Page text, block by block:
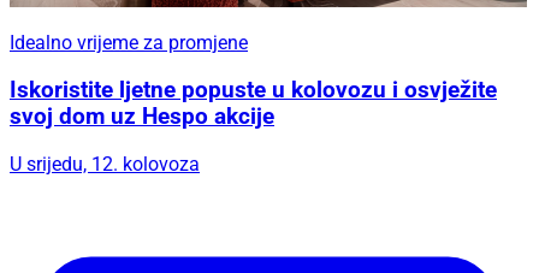
Idealno vrijeme za promjene
Iskoristite ljetne popuste u kolovozu i osvježite
svoj dom uz Hespo akcije
U srijedu, 12. kolovoza